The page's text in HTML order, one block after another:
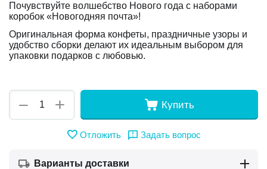
Почувствуйте волшебство Нового года с наборами
коробок «Новогодняя почта»!
Оригинальная форма конфеты, праздничные узоры и
удобство сборки делают их идеальным выбором для
упаковки подарков с любовью.
+
− Купить
Отложить Задать вопрос
Варианты доставки